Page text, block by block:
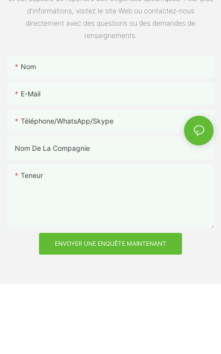
d'informations, visitez le site Web ou contactez-nous
directement avec des questions ou des demandes de
renseignements.
Nom
E-Mail
Téléphone/WhatsApp/Skype
Nom De La Compagnie
Teneur
ENVOYER UNE ENQUÊTE MAINTENANT